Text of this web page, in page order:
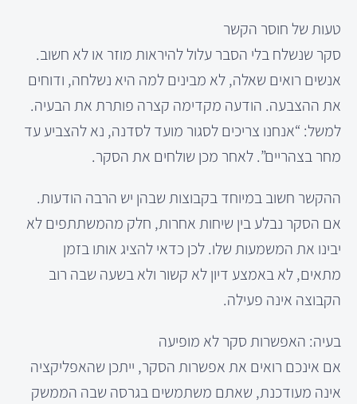
טעות של חוסר הקשר
סקר שנשלח בלי הסבר עלול להיראות מוזר או לא חשוב.
אנשים רואים שאלה, לא מבינים למה היא נשלחה, ודוחים
את ההצבעה. הודעה מקדימה קצרה פותרת את הבעיה.
למשל: “אנחנו צריכים לסגור מועד לסדנה, נא להצביע עד
מחר בצהריים”. לאחר מכן שולחים את הסקר.
ההקשר חשוב במיוחד בקבוצות שבהן יש הרבה הודעות.
אם הסקר נבלע בין שיחות אחרות, חלק מהמשתתפים לא
יבינו את המשמעות שלו. לכן כדאי להציג אותו בזמן
מתאים, לא באמצע דיון לא קשור ולא בשעה שבה רוב
הקבוצה אינה פעילה.
בעיה: האפשרות סקר לא מופיעה
אם אינכם רואים את אפשרות הסקר, ייתכן שהאפליקציה
אינה מעודכנת, שאתם משתמשים בגרסה שבה הממשק